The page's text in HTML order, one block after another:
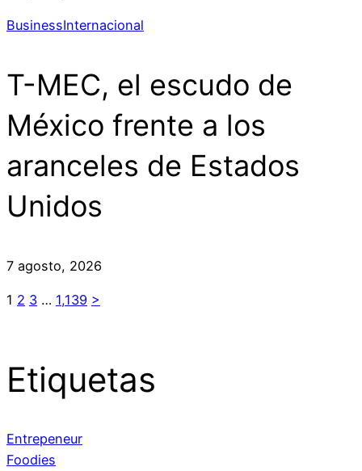
BusinessInternacional
T-MEC, el escudo de
México frente a los
aranceles de Estados
Unidos
7 agosto, 2026
1 2 3 … 1,139 >
Etiquetas
Entrepeneur
Foodies